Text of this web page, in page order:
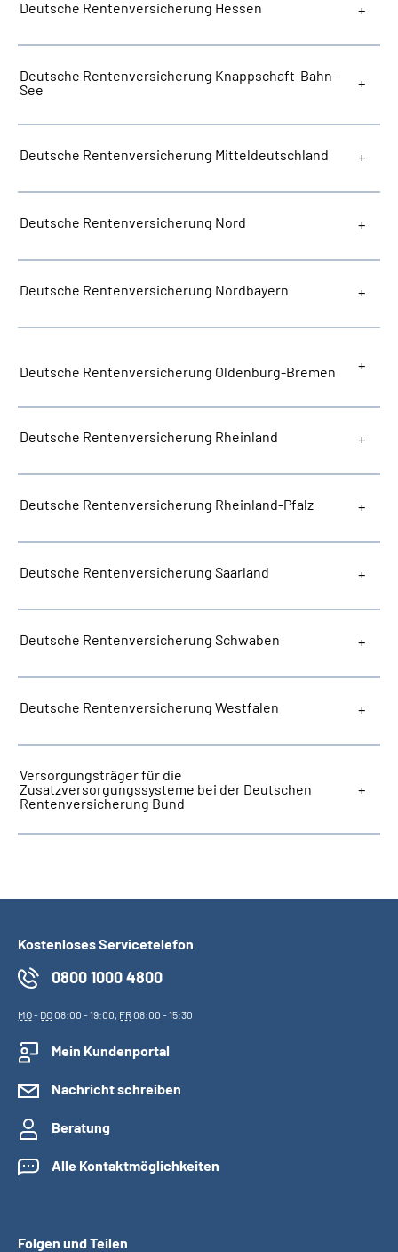
Deutsche Rentenversicherung Hessen
Deutsche Rentenversicherung Knappschaft-Bahn-
See
Deutsche Rentenversicherung Mitteldeutschland
Deutsche Rentenversicherung Nord
Deutsche Rentenversicherung Nordbayern
Deutsche Rentenversicherung Oldenburg-Bremen
Deutsche Rentenversicherung Rheinland
Deutsche Rentenversicherung Rheinland-Pfalz
Deutsche Rentenversicherung Saarland
Deutsche Rentenversicherung Schwaben
Deutsche Rentenversicherung Westfalen
Versorgungsträger für die
Zusatzversorgungssysteme bei der Deutschen
Rentenversicherung Bund
Kostenloses Servicetelefon
0800 1000 4800
MO- DO08:00 - 19:00, FR08:00 - 15:30
Mein Kundenportal
Nachricht schreiben
Beratung
Alle Kontaktmöglichkeiten
Folgen und Teilen